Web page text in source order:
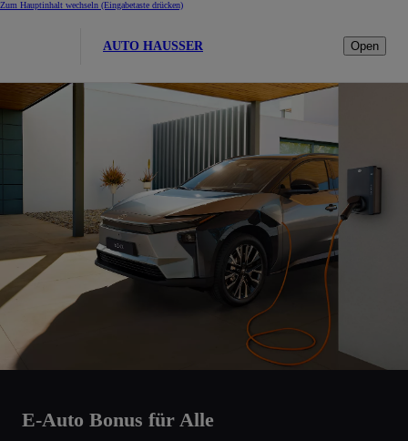
Zum Hauptinhalt wechseln (Eingabetaste drücken)
AUTO HAUSSER Open
E-Auto Bonus für Alle